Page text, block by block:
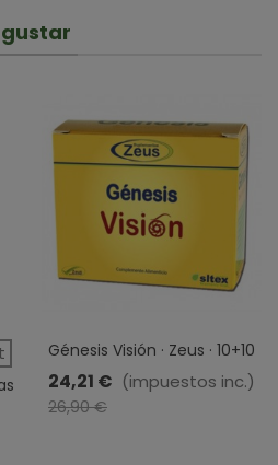
Génesis Visión · Zeus · 10+10
Cápsulas
24,21 € (impuestos inc.)
26,90 €